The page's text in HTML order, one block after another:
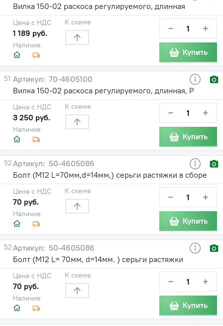
Вилка 150-02 раскоса регулируемого, длинная
Наличие
Цена с НДС
1 189 руб.
К схеме − +
Купить
51
70-4605100
Вилка 150-02 раскоса регулируемого, длинная, Р
Наличие
Цена с НДС
3 250 руб.
К схеме − +
Купить
52
50-4605086
Болт (М12 L=70мм,d=14мм,) серьги растяжки в сборе
Наличие
Цена с НДС
70 руб.
К схеме − +
Купить
52
50-4605086
Болт (М12 L= 70мм, d=14мм. ) серьги растяжки
Наличие
Цена с НДС
70 руб.
К схеме − +
Купить